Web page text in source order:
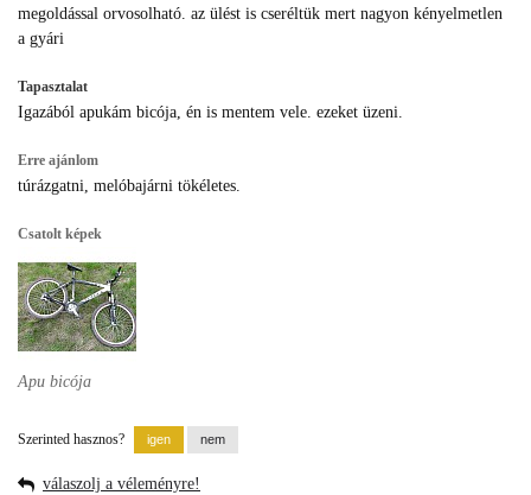
megoldással orvosolható. az ülést is cseréltük mert nagyon kényelmetlen
a gyári
Tapasztalat
Igazából apukám bicója, én is mentem vele. ezeket üzeni.
Erre ajánlom
túrázgatni, melóbajárni tökéletes.
Csatolt képek
Apu bicója
Szerinted hasznos?
válaszolj a véleményre!